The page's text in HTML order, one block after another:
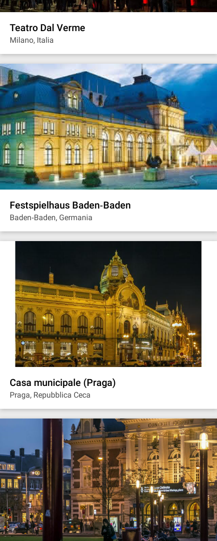
Teatro Dal Verme
Milano, Italia
Festspielhaus Baden‐Baden
Baden‐Baden, Germania
Casa municipale (Praga)
Praga, Repubblica Ceca